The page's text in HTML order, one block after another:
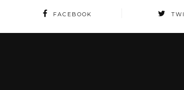
FACEBOOK